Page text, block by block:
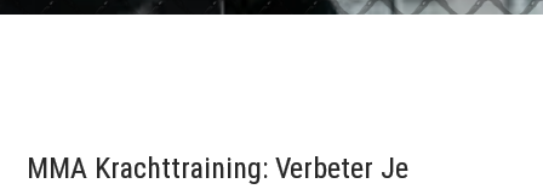
MMA Krachttraining: Verbeter Je